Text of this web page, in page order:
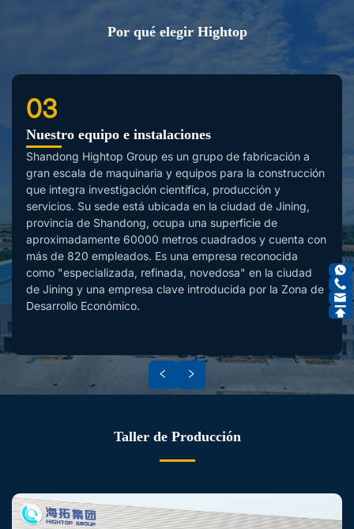
Por qué elegir Hightop
03
Nuestro equipo e instalaciones
Shandong Hightop Group es un grupo de fabricación a
gran escala de maquinaria y equipos para la construcción
que integra investigación científica, producción y
servicios. Su sede está ubicada en la ciudad de Jining,
provincia de Shandong, ocupa una superficie de
aproximadamente 60000 metros cuadrados y cuenta con
más de 820 empleados. Es una empresa reconocida
como "especializada, refinada, novedosa" en la ciudad
de Jining y una empresa clave introducida por la Zona de
Desarrollo Económico.
Taller de Producción